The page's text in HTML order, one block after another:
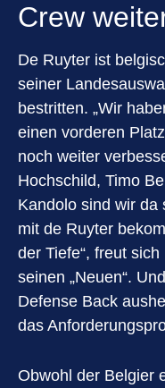
Crew
De Ruyter ist
seiner
bestritten. „Wir
einen vorderen
noch weiter
Hochschild, Timo
Kandolo sind wir da
mit de Ruyter
der Tiefe“, freut
seinen „Neuen“.
Defense Back
das
Obwohl der Belgier